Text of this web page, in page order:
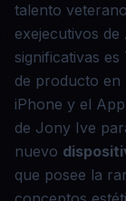
talento
exejecutivos
significativas
de producto en
iPhone y el
de Jony Ive
nuevo
que posee la